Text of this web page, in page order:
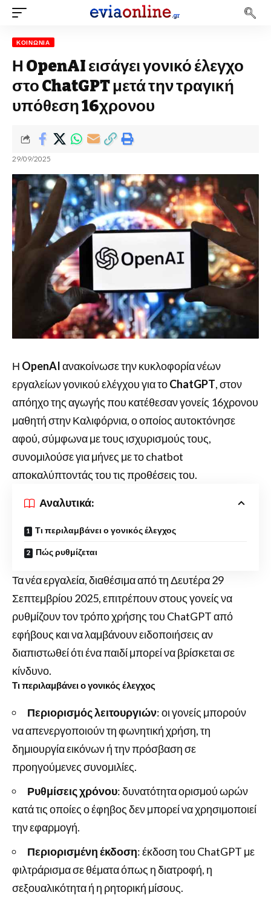
ΚΟΙΝΩΝΊΑ
Η OpenAI εισάγει γονικό έλεγχο
στο ChatGPT μετά την τραγική
υπόθεση 16χρονου
29/09/2025
Η OpenAIανακοίνωσε την κυκλοφορία νέων
εργαλείων γονικού ελέγχου για τοChatGPT, στον
απόηχο της αγωγής που κατέθεσαν γονείς 16χρονου
μαθητή στην Καλιφόρνια, ο οποίος αυτοκτόνησε
αφού, σύμφωνα με τους ισχυρισμούς τους,
συνομιλούσε για μήνες με το chatbot
αποκαλύπτοντάς του τις προθέσεις του.
Αναλυτικά:
Τι περιλαμβάνει ο γονικός έλεγχος
Πώς ρυθμίζεται
Τα νέα εργαλεία, διαθέσιμα από τη Δευτέρα 29
Σεπτεμβρίου 2025, επιτρέπουν στους γονείς να
ρυθμίζουν τον τρόπο χρήσης του ChatGPT από
εφήβους και να λαμβάνουν ειδοποιήσεις αν
διαπιστωθεί ότι ένα παιδί μπορεί να βρίσκεται σε
κίνδυνο.
Τι περιλαμβάνει ο γονικός έλεγχος
Περιορισμός λειτουργιών: οι γονείς μπορούν
να απενεργοποιούν τη φωνητική χρήση, τη
δημιουργία εικόνων ή την πρόσβαση σε
προηγούμενες συνομιλίες.
Ρυθμίσεις χρόνου: δυνατότητα ορισμού ωρών
κατά τις οποίες ο έφηβος δεν μπορεί να χρησιμοποιεί
την εφαρμογή.
Περιορισμένη έκδοση: έκδοση του ChatGPT με
φιλτράρισμα σε θέματα όπως η διατροφή, η
σεξουαλικότητα ή η ρητορική μίσους.